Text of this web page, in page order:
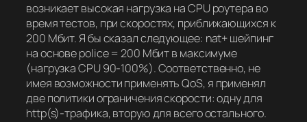
возникает высокая нагрузка на CPU роутера во
время тестов, при скоростях, приближающихся к
200 Мбит. Я бы сказал следующее: nat+ шейпинг
на основе police = 200 Мбит в максимуме
(нагрузка CPU 90-100%). Соответственно, не
имея возможности применять QoS, я применял
две политики ограничения скорости: одну для
http(s)-трафика, вторую для всего остального.